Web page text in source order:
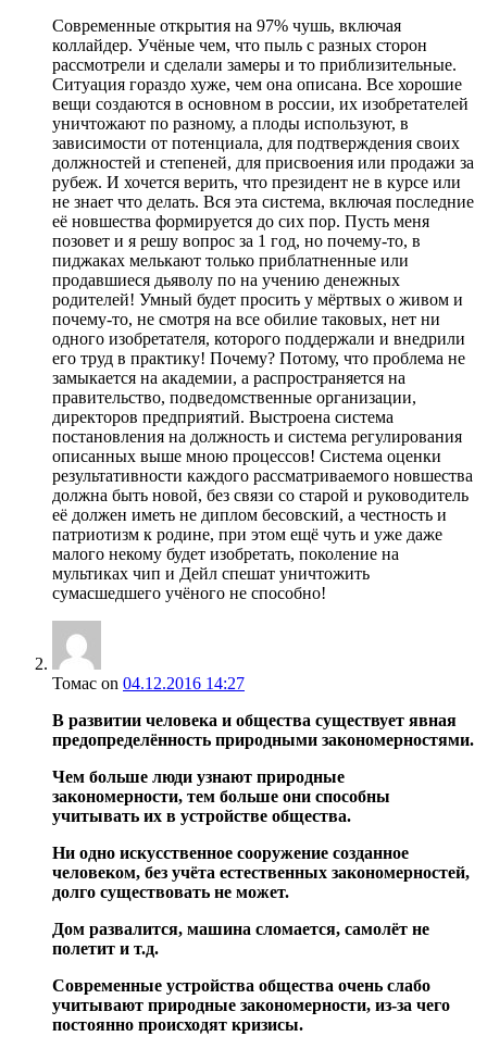
Современные открытия на 97% чушь, включая
коллайдер. Учёные чем, что пыль с разных сторон
рассмотрели и сделали замеры и то приблизительные.
Ситуация гораздо хуже, чем она описана. Все хорошие
вещи создаются в основном в россии, их изобретателей
уничтожают по разному, а плоды используют, в
зависимости от потенциала, для подтверждения своих
должностей и степеней, для присвоения или продажи за
рубеж. И хочется верить, что президент не в курсе или
не знает что делать. Вся эта система, включая последние
её новшества формируется до сих пор. Пусть меня
позовет и я решу вопрос за 1 год, но почему-то, в
пиджаках мелькают только приблатненные или
продавшиеся дьяволу по на учению денежных
родителей! Умный будет просить у мёртвых о живом и
почему-то, не смотря на все обилие таковых, нет ни
одного изобретателя, которого поддержали и внедрили
его труд в практику! Почему? Потому, что проблема не
замыкается на академии, а распространяется на
правительство, подведомственные организации,
директоров предприятий. Выстроена система
постановления на должность и система регулирования
описанных выше мною процессов! Система оценки
результативности каждого рассматриваемого новшества
должна быть новой, без связи со старой и руководитель
её должен иметь не диплом бесовский, а честность и
патриотизм к родине, при этом ещё чуть и уже даже
малого некому будет изобретать, поколение на
мультиках чип и Дейл спешат уничтожить
сумасшедшего учёного не способно!
Томас on 04.12.2016 14:27
В развитии человека и общества существует явная
предопределённость природными закономерностями.
Чем больше люди узнают природные
закономерности, тем больше они способны
учитывать их в устройстве общества.
Ни одно искусственное сооружение созданное
человеком, без учёта естественных закономерностей,
долго существовать не может.
Дом развалится, машина сломается, самолёт не
полетит и т.д.
Современные устройства общества очень слабо
учитывают природные закономерности, из-за чего
постоянно происходят кризисы.